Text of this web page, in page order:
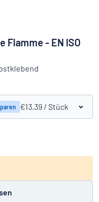
Flamme - EN ISO
€13.39 / Stück